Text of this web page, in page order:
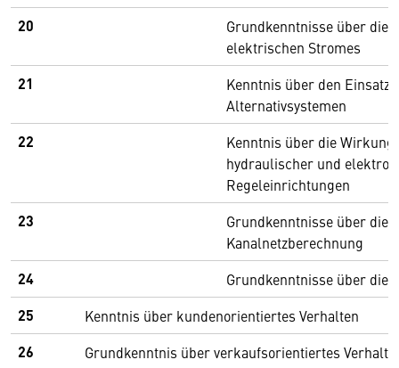
20
Grundkenntnisse über die
elektrischen Stromes
21
Kenntnis über den Einsatz
Alternativsystemen
22
Kenntnis über die
hydraulischer und
Regeleinrichtungen
23
Grundkenntnisse über die
Kanalnetzberechnung
24 Grundkenntnisse über die
25 Kenntnis über kundenorientiertes Verhalten
26 Grundkenntnis über verkaufsorientiertes